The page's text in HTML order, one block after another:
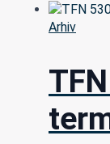
Arhiv